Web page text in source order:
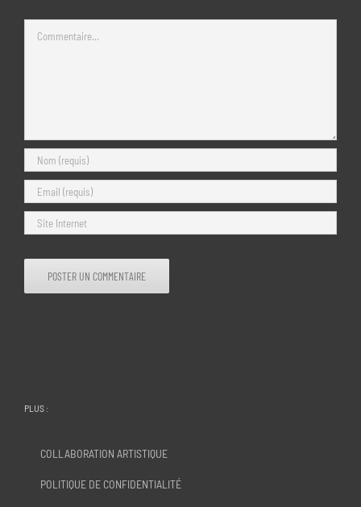
PLUS :
COLLABORATION ARTISTIQUE
POLITIQUE DE CONFIDENTIALITÉ